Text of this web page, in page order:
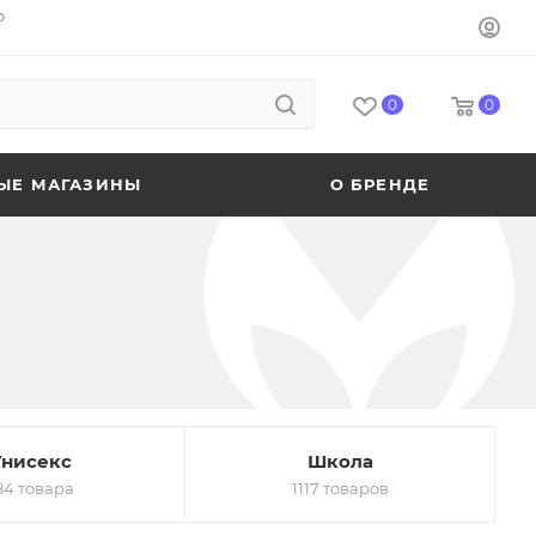
0 0
МАГАЗИНЫ О БРЕНДЕ
товара
Школа
1117 товаров